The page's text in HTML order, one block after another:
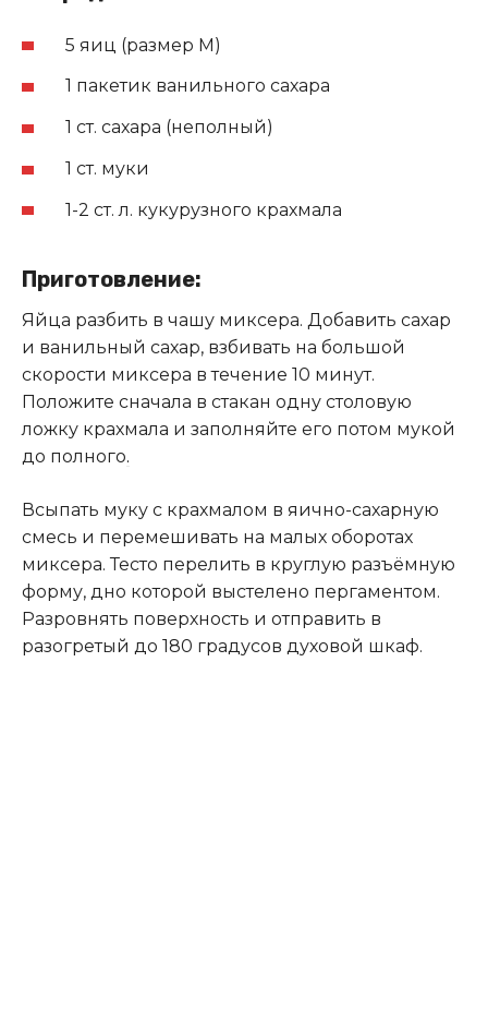
5 яиц (размер М)
1 пакетик ванильного сахара
1 ст. сахара (неполный)
1 ст. муки
1-2 ст. л. кукурузного крахмала
Приготовление:
Яйца разбить в чашу миксера. Добавить сахар
и ванильный сахар, взбивать на большой
скорости миксера в течение 10 минут.
Положите сначала в стакан одну столовую
ложку крахмала и заполняйте его потом мукой
до полного.
Всыпать муку с крахмалом в яично-сахарную
смесь и перемешивать на малых оборотах
миксера. Тесто перелить в круглую разъёмную
форму, дно которой выстелено пергаментом.
Разровнять поверхность и отправить в
разогретый до 180 градусов духовой шкаф.